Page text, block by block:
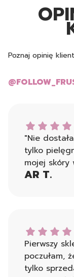
Poznaj opinię
AR T. dał
"Nie
tylko
mojej
AR T.
Monika dał
Pierwszy
poczułam,
tylko